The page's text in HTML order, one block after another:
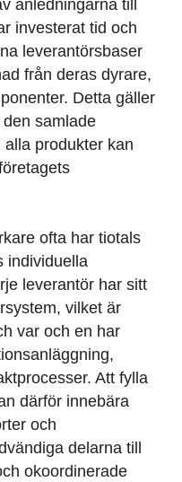
anledningarna till
investerat tid och
leverantörsbaser
från deras dyrare,
Detta gäller
samlade
produkter kan
ofta har tiotals
individuella
leverantör har sitt
vilket är
var och en har
Att fylla
därför innebära
och
delarna till
okoordinerade